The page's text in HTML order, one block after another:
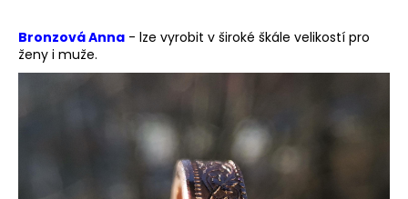
Bronzová Anna - lze vyrobit v široké škále velikostí pro
ženy i muže.
í
t
?
HLEDAT